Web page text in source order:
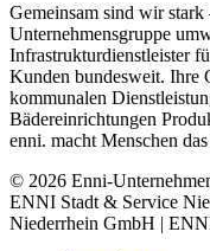
Gemeinsam sind wir
Unternehmensgruppe
Infrastrukturdienstleister
Kunden bundesweit. Ihre
kommunalen
Bädereinrichtungen
enni. macht Menschen
© 2026 Enni-
ENNI Stadt & Service
Niederrhein GmbH |